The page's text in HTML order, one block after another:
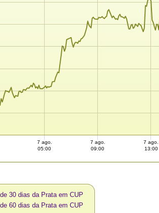
7 ago.
05:00
7 ago.
09:00
7 ago.
13:00
30 dias da Prata em CUP
60 dias da Prata em CUP